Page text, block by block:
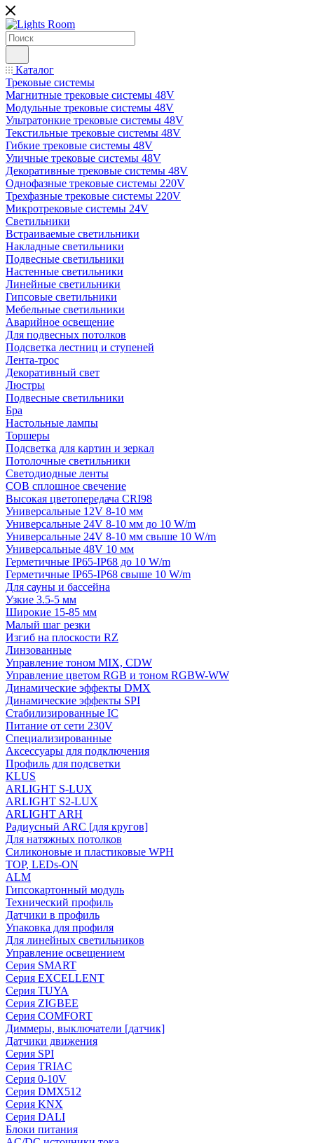
Каталог
Трековые системы
Магнитные трековые системы 48V
Модульные трековые системы 48V
Ультратонкие трековые системы 48V
Текстильные трековые системы 48V
Гибкие трековые системы 48V
Уличные трековые системы 48V
Декоративные трековые системы 48V
Однофазные трековые системы 220V
Трехфазные трековые системы 220V
Микротрековые системы 24V
Светильники
Встраиваемые светильники
Накладные светильники
Подвесные светильники
Настенные светильники
Линейные светильники
Гипсовые светильники
Мебельные светильники
Аварийное освещение
Для подвесных потолков
Подсветка лестниц и ступеней
Лента-трос
Декоративный свет
Люстры
Подвесные светильники
Бра
Настольные лампы
Торшеры
Подсветка для картин и зеркал
Потолочные светильники
Светодиодные ленты
COB сплошное свечение
Высокая цветопередача CRI98
Универсальные 12V 8-10 мм
Универсальные 24V 8-10 мм до 10 W/m
Универсальные 24V 8-10 мм свыше 10 W/m
Универсальные 48V 10 мм
Герметичные IP65-IP68 до 10 W/m
Герметичные IP65-IP68 свыше 10 W/m
Для сауны и бассейна
Узкие 3.5-5 мм
Широкие 15-85 мм
Малый шаг резки
Изгиб на плоскости RZ
Линзованные
Управление тоном MIX, CDW
Управление цветом RGB и тоном RGBW-WW
Динамические эффекты DMX
Динамические эффекты SPI
Стабилизированные IC
Питание от сети 230V
Специализированные
Аксессуары для подключения
Профиль для подсветки
KLUS
ARLIGHT S-LUX
ARLIGHT S2-LUX
ARLIGHT ARH
Радиусный ARC [для кругов]
Для натяжных потолков
Силиконовые и пластиковые WPH
TOP, LEDs-ON
ALM
Гипсокартонный модуль
Технический профиль
Датчики в профиль
Упаковка для профиля
Для линейных светильников
Управление освещением
Серия SMART
Серия EXCELLENT
Серия TUYA
Серия ZIGBEE
Серия COMFORT
Диммеры, выключатели [датчик]
Датчики движения
Серия SPI
Серия TRIAC
Серия 0-10V
Серия DMX512
Серия KNX
Серия DALI
Блоки питания